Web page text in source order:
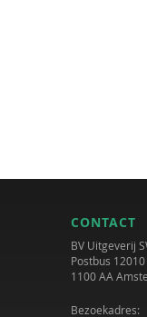
CONTACT
BV Uitgeverij
Postbus 12010
1100 AA
Bezoekadres: